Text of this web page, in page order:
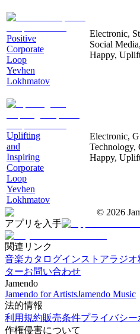
Positive
Corporate
Loop
Yevhen
Lokhmatov
Electronic,
Social
Happy,
Uplifting
and
Inspiring
Corporate
Loop
Yevhen
Lokhmatov
Electronic,
Technology,
Happy,
© 2026
アプリを入手
関連リンク
音楽カタログインストアラジオ
ターお問い合わせ
Jamendo
Jamendo for ArtistsJamendo Music
法的情報
利用規約販売条件プライバシー
作権侵害について